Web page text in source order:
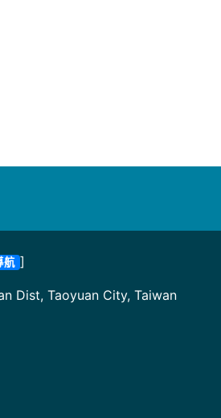
航 ]
Dist, Taoyuan City, Taiwan